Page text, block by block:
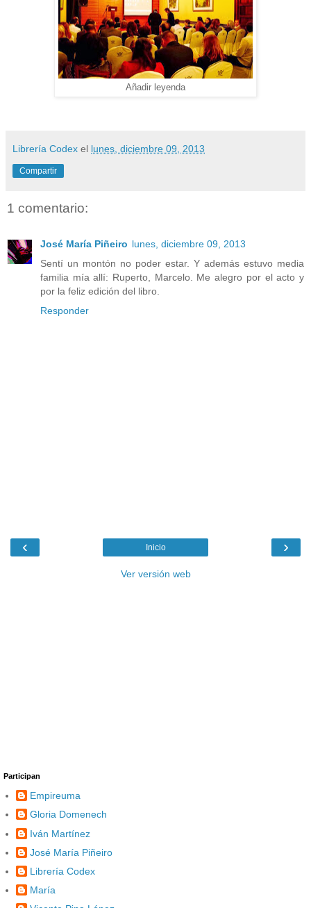
Añadir leyenda
Librería Codex el lunes, diciembre 09, 2013
Compartir
1 comentario:
José María Piñeiro lunes, diciembre 09, 2013
Sentí un montón no poder estar. Y además estuvo media
familia mía allí: Ruperto, Marcelo. Me alegro por el acto y
por la feliz edición del libro.
Responder
‹ ›
Inicio
Ver versión web
Participan
Empireuma
Gloria Domenech
Iván Martínez
José María Piñeiro
Librería Codex
María